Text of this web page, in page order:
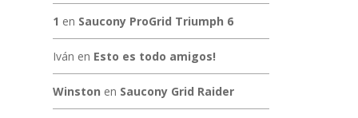
1 en Saucony ProGrid Triumph 6
Iván en Esto es todo amigos!
Winston en Saucony Grid Raider